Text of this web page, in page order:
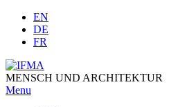
Skip
content
EN
DE
FR
MENSCH UND ARCHITEKTUR
Menu